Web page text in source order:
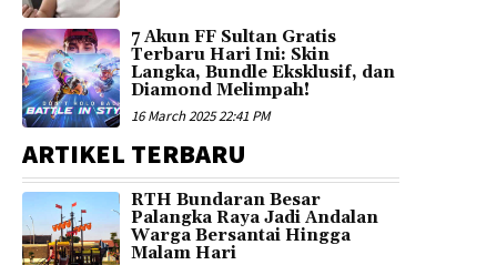
7 Akun FF Sultan Gratis
Terbaru Hari Ini: Skin
Langka, Bundle Eksklusif, dan
Diamond Melimpah!
16 March 2025 22:41 PM
ARTIKEL TERBARU
RTH Bundaran Besar
Palangka Raya Jadi Andalan
Warga Bersantai Hingga
Malam Hari